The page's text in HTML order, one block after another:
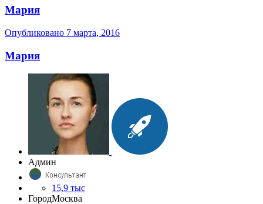
Мария
Опубликовано 7 марта, 2016
Мария
Админ
15,9 тыс
ГородМосква